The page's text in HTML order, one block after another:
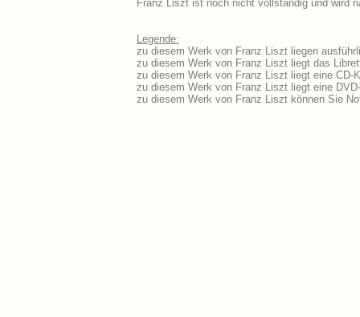
Franz Liszt ist noch nicht vollständig und wird
Legende:
zu diesem Werk von Franz Liszt liegen
zu diesem Werk von Franz Liszt liegt das
zu diesem Werk von Franz Liszt liegt eine CD-
zu diesem Werk von Franz Liszt liegt eine
zu diesem Werk von Franz Liszt können Sie